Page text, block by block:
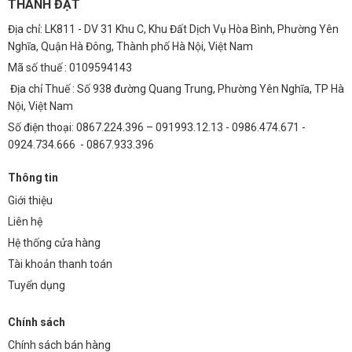
Vệ sinh:Loại bỏ bụi bẩn và các tạp chất bám trên bề mặt chip
LED.
Kiểm tra:
Kiểm tra các kết nối điện và đảm bảo chúng không bị
lỏng lẻo hoặc ăn mòn.
Tản nhiệt:
Đảm bảo hệ thống tản nhiệt hoạt động hiệu quả, tránh
Câu Hỏi Thường Gặp (FAQ)
1. Chip LED 5054 COB 50W có an toàn cho mắt
không?
Có, chip LED 5054 COB 50W không chứa tia UV và tia hồng ngoại gây
hại cho mắt. Ánh sáng LED cũng ít gây chói hơn so với các loại đèn
truyền thống.
2. Tôi có thể điều chỉnh độ sáng của chip LED 5054
Có, bạn có thể sử dụng dimmer (bộ điều chỉnh độ sáng) để điều chỉnh
THÀNH ĐẠT
Địa chỉ: LK811 - DV 31 Khu C, Khu Đất Dịch Vụ Hòa Bình, Phường Yên
Nghĩa, Quận Hà Đông, Thành phố Hà Nội, Việt Nam
Mã số thuế : 0109594143
Địa chỉ Thuế : Số 938 đường Quang Trung, Phường Yên Nghĩa, TP Hà
Nội, Việt Nam
Số điện thoại: 0867.224.396 – 091993.12.13 - 0986.474.671 -
0924.734.666 - 0867.933.396
Thông tin
Giới thiệu
Liên hệ
Hệ thống cửa hàng
Tài khoản thanh toán
Tuyển dụng
Chính sách
Chính sách bán hàng